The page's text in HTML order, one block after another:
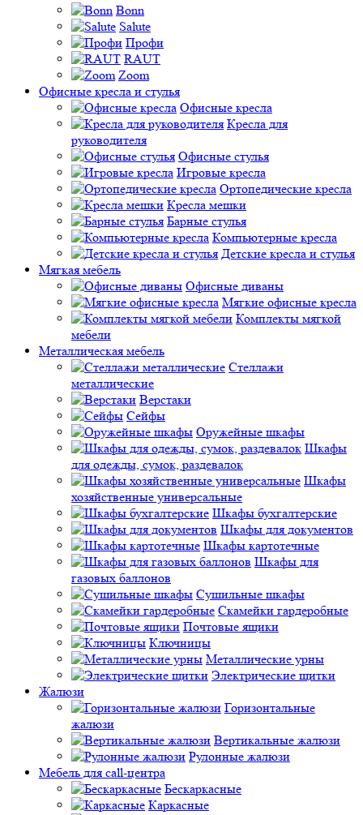
Bonn
Salute
Профи
RAUT
Zoom
Офисные кресла и стулья
Офисные кресла
Кресла для
руководителя
Офисные стулья
Игровые кресла
Ортопедические кресла
Кресла мешки
Барные стулья
Компьютерные кресла
Детские кресла и стулья
Мягкая мебель
Офисные диваны
Мягкие офисные кресла
Комплекты мягкой
мебели
Металлическая мебель
Стеллажи
металлические
Верстаки
Сейфы
Оружейные шкафы
Шкафы
для одежды, сумок, раздевалок
Шкафы
хозяйственные универсальные
Шкафы бухгалтерские
Шкафы для документов
Шкафы картотечные
Шкафы для
газовых баллонов
Сушильные шкафы
Скамейки гардеробные
Почтовые ящики
Ключницы
Металлические урны
Электрические щитки
Жалюзи
Горизонтальные
жалюзи
Вертикальные жалюзи
Рулонные жалюзи
Мебель для call-центра
Бескаркасные
Каркасные